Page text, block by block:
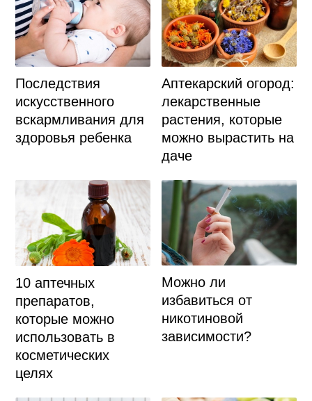
Последствия
искусственного
вскармливания для
здоровья ребенка
Аптекарский огород:
лекарственные
растения, которые
можно вырастить на
даче
10 аптечных
препаратов,
которые можно
использовать в
косметических
целях
Можно ли
избавиться от
никотиновой
зависимости?